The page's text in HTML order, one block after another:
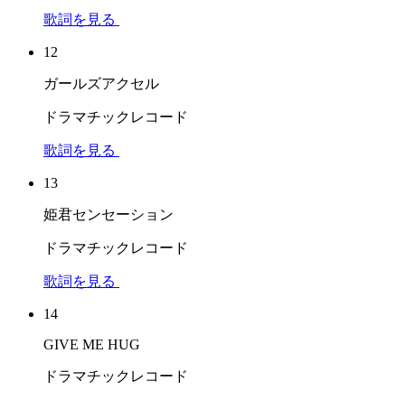
歌詞を見る
12
ガールズアクセル
ドラマチックレコード
歌詞を見る
13
姫君センセーション
ドラマチックレコード
歌詞を見る
14
GIVE ME HUG
ドラマチックレコード